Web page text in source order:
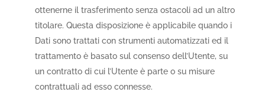
ottenerne il trasferimento senza ostacoli ad un altro
titolare. Questa disposizione è applicabile quando i
Dati sono trattati con strumenti automatizzati ed il
trattamento è basato sul consenso dell’Utente, su
un contratto di cui l’Utente è parte o su misure
contrattuali ad esso connesse.